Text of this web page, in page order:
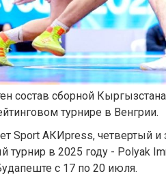
состав сборной
турнире в Венгрии.
Sport АКИpress, четвертый
турнир в 2025 году - Polyаk
с 17 по 20 июля.